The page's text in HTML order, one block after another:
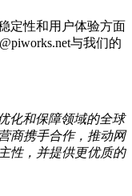
定性和用户体验方面
与我们的
化和保障领域的全球
商携手合作，推动网
性，并提供更优质的